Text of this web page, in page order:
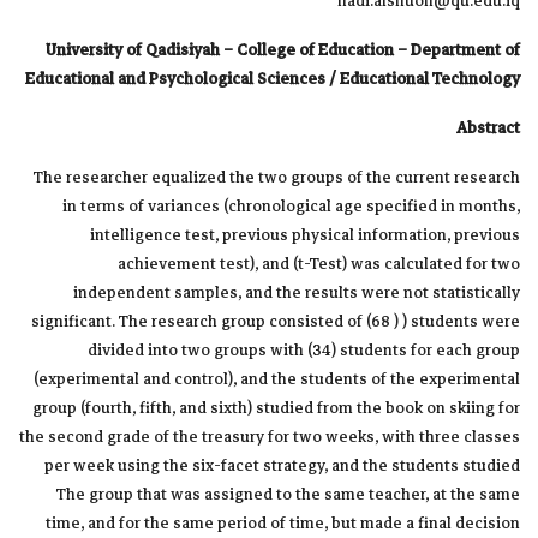
University of Qadisiyah – College of Education – Department of
Educational and Psychological Sciences / Educational Technology
Abstract
The researcher equalized the two groups of the current research
in terms of variances (chronological age specified in months,
intelligence test, previous physical information, previous
achievement test), and (t-Test) was calculated for two
independent samples, and the results were not statistically
significant. The research group consisted of (68 ) ) students were
divided into two groups with (34) students for each group
(experimental and control), and the students of the experimental
group (fourth, fifth, and sixth) studied from the book on skiing for
the second grade of the treasury for two weeks, with three classes
per week using the six-facet strategy, and the students studied
The group that was assigned to the same teacher, at the same
time, and for the same period of time, but made a final decision